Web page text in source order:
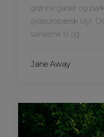
grønne gader og
sydeuropæisk idyl.
sanserne til og
Jane Away